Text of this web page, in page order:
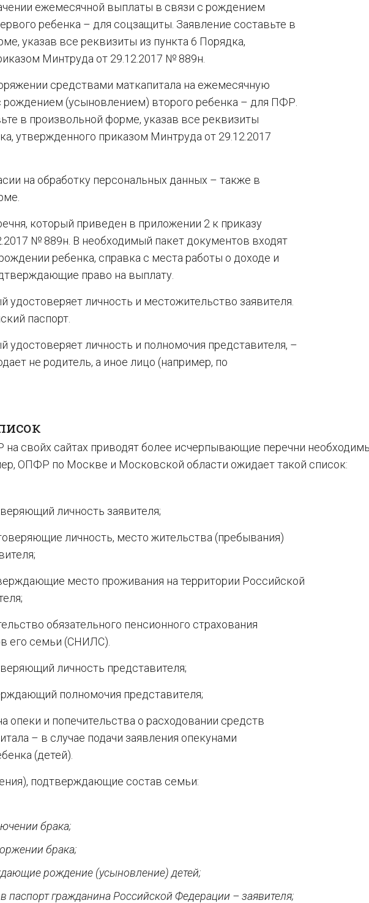
ежемесячной выплаты в связи с рождением
ребенка – для соцзащиты. Заявление составьте в
указав все реквизиты из пункта 6 Порядка,
Минтруда от 29.12.2017 № 889н.
средствами маткапитала на ежемесячную
рождением (усыновлением) второго ребенка – для ПФР.
в произвольной форме, указав все реквизиты
утвержденного приказом Минтруда от 29.12.2017
на обработку персональных данных – также в
который приведен в приложении 2 к приказу
№ 889н. В необходимый пакет документов входят
ребенка, справка с места работы о доходе и
право на выплату.
удостоверяет личность и местожительство заявителя.
паспорт.
удостоверяет личность и полномочия представителя, –
не родитель, а иное лицо (например, по
свойх сайтах приводят более исчерпывающие перечни
ОПФР по Москве и Московской области ожидает такой список:
личность заявителя;
личность, место жительства (пребывания)
место проживания на территории Российской
обязательного пенсионного страхования
его семьи (СНИЛС).
личность представителя;
полномочия представителя;
опеки и попечительства о расходовании средств
– в случае подачи заявления опекунами
(детей).
подтверждающие состав семьи:
брака;
брака;
рождение (усыновление) детей;
паспорт гражданина Российской Федерации – заявителя;